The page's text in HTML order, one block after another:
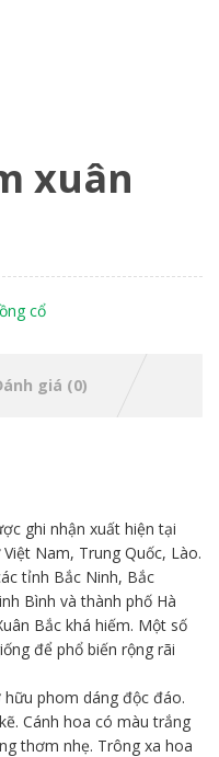
xuân
cổ
giá (0)
ghi nhận xuất hiện tại
Nam, Trung Quốc, Lào.
tỉnh Bắc Ninh, Bắc
Bình và thành phố Hà
Bắc khá hiếm. Một số
để phổ biến rộng rãi
hữu phom dáng độc đáo.
Cánh hoa có màu trắng
thơm nhẹ. Trông xa hoa